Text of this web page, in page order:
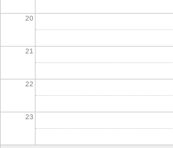
20
21
22
23